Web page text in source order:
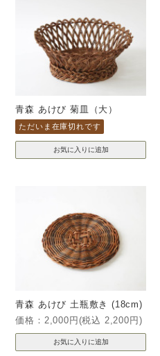
青森 あけび 菊皿（大）
ただいま在庫切れです
青森 あけび 土瓶敷き (18cm)
価格：2,000円(税込 2,200円)